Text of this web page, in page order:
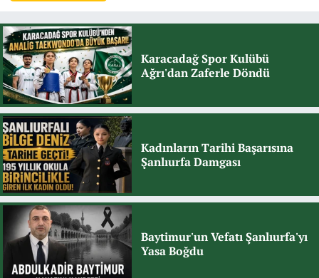
Karacadağ Spor Kulübü
Ağrı'dan Zaferle Döndü
Kadınların Tarihi Başarısına
Şanlıurfa Damgası
Baytimur'un Vefatı Şanlıurfa'yı
Yasa Boğdu